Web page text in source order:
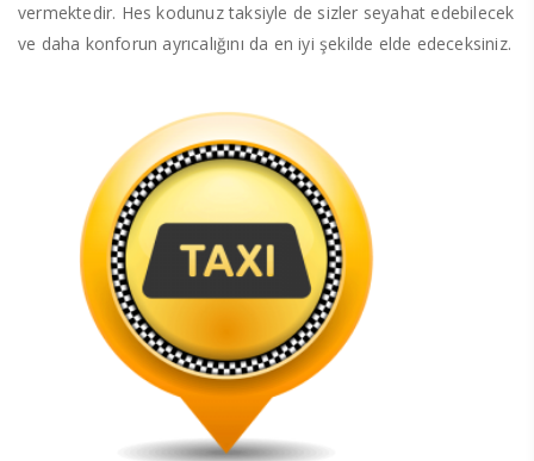
vermektedir. Hes kodunuz taksiyle de sizler seyahat edebilecek
ve daha konforun ayrıcalığını da en iyi şekilde elde edeceksiniz.